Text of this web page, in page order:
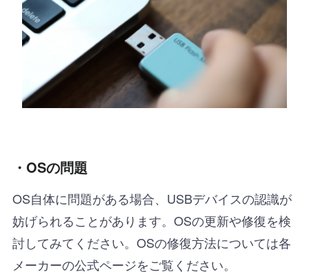
・OSの問題
OS自体に問題がある場合、USBデバイスの認識が
妨げられることがあります。OSの更新や修復を検
討してみてください。OSの修復方法については各
メーカーの公式ページをご覧ください。